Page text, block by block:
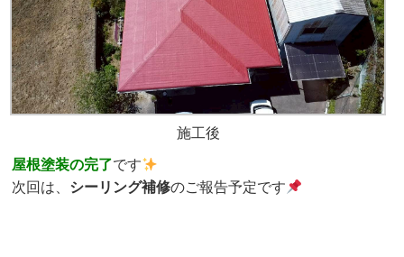
施工後
屋根塗装の完了です
次回は、 シーリング補修のご報告予定です